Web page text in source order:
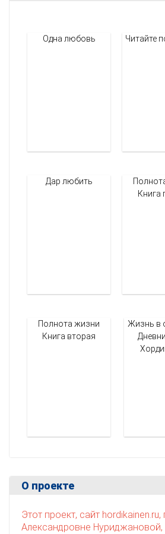
Одна любовь Читайте
Дар любить
Книга
Полнота жизни
Книга вторая
Жизнь в
О проекте
Этот проект, сайт
Александровне Нуриджановой,